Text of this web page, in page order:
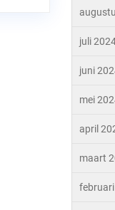
juli
juni
mei
april
maart